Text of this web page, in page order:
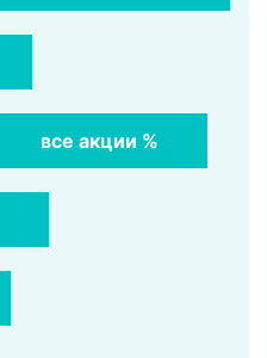
все акции %